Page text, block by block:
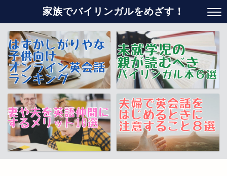
家族でバイリンガルをめざす！